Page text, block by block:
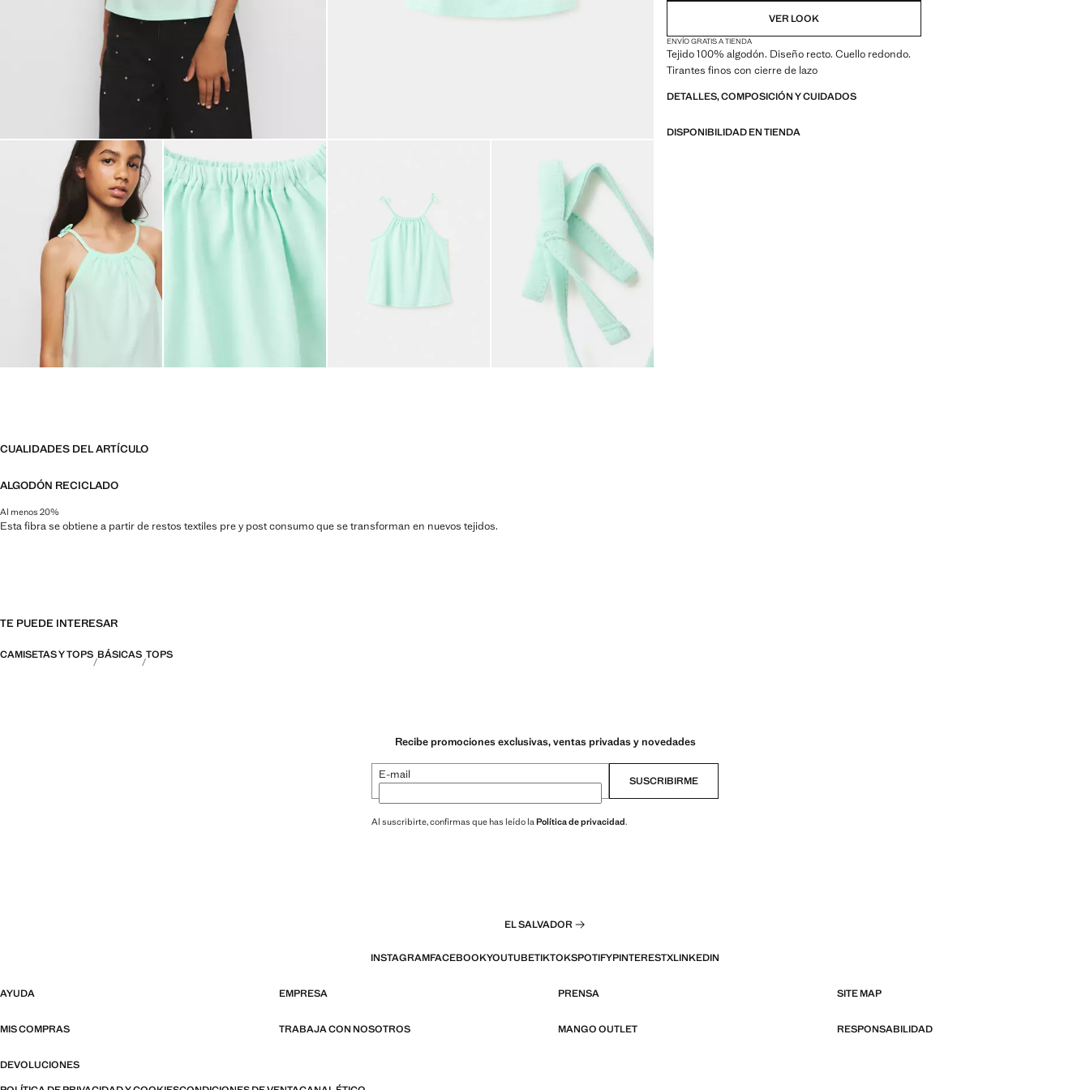
VER LOOK
ENVÍO GRATIS A TIENDA
Tejido 100% algodón. Diseño recto. Cuello redondo.
Tirantes finos con cierre de lazo
DETALLES, COMPOSICIÓN Y CUIDADOS
DISPONIBILIDAD EN TIENDA
CUALIDADES DEL ARTÍCULO
ALGODÓN RECICLADO
Al menos 20%
Esta fibra se obtiene a partir de restos textiles pre y post consumo que se transforman en nuevos tejidos.
TE PUEDE INTERESAR
CAMISETAS Y TOPS BÁSICAS TOPS
Recibe promociones exclusivas, ventas privadas y novedades
E-mail SUSCRIBIRME
Al suscribirte, confirmas que has leído laPolítica de privacidad.
EL SALVADOR
INSTAGRAMFACEBOOKYOUTUBETIKTOKSPOTIFYPINTERESTXLINKEDIN
AYUDA EMPRESA PRENSA SITE MAP
MIS COMPRAS TRABAJA CON NOSOTROS MANGO OUTLET RESPONSABILIDAD
DEVOLUCIONES